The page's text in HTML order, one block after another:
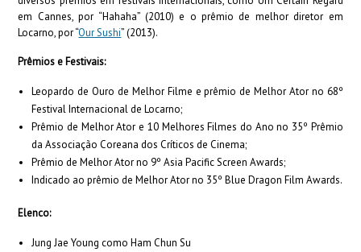
em Cannes, por “Hahaha” (2010) e o prêmio de melhor diretor em
Locarno, por “Our Sushi” (2013).
Prêmios e Festivais:
Leopardo de Ouro de Melhor Filme e prêmio de Melhor Ator no 68º
Festival Internacional de Locarno;
Prêmio de Melhor Ator e 10 Melhores Filmes do Ano no 35º Prêmio
da Associação Coreana dos Críticos de Cinema;
Prêmio de Melhor Ator no 9º Asia Pacific Screen Awards;
Indicado ao prêmio de Melhor Ator no 35º Blue Dragon Film Awards.
Elenco:
Jung Jae Young como Ham Chun Su